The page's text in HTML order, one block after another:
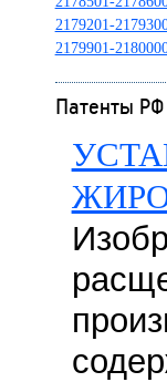
2179201-
2179901-
Патенты РФ